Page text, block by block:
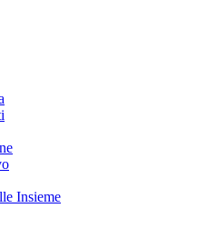
Insieme